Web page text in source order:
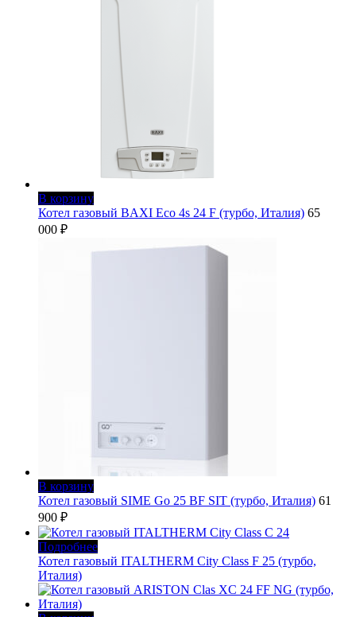
В корзину
Котел газовый BAXI Eco 4s 24 F (турбо, Италия) 65
000 ₽
В корзину
Котел газовый SIME Go 25 BF SIT (турбо, Италия) 61
900 ₽
Подробнее
Котел газовый ITALTHERM City Class F 25 (турбо,
Италия)